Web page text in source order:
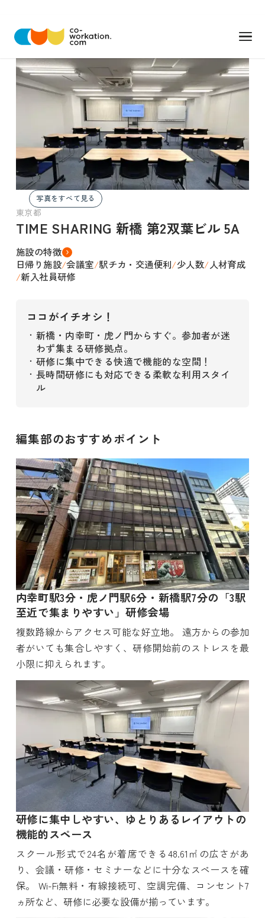
写真をすべて見る
東京都
TIME SHARING 新橋 第2双葉ビル 5A
施設の特徴
日帰り施設/会議室/駅チカ・交通便利/少人数/ 人材育成
/新入社員研修
ココがイチオシ！
・ 新橋・内幸町・虎ノ門からすぐ。参加者が迷
わず集まる研修拠点。
・ 研修に集中できる快適で機能的な空間！
・ 長時間研修にも対応できる柔軟な利用スタイ
ル
編集部のおすすめポイント
内幸町駅3分・虎ノ門駅6分・新橋駅7分の「3駅
至近で集まりやすい」研修会場
複数路線からアクセス可能な好立地。 遠方からの参加
者がいても集合しやすく、研修開始前のストレスを最
小限に抑えられます。
研修に集中しやすい、ゆとりあるレイアウトの
機能的スペース
スクール形式で24名が着席できる48.61㎡の広さがあ
り、会議・研修・セミナーなどに十分なスペースを確
保。 Wi-Fi無料・有線接続可、空調完備、コンセント7
ヵ所など、研修に必要な設備が揃っています。